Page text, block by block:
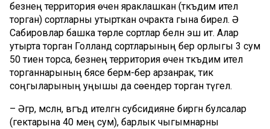
безнең территория өчен яраклашкан (тәкъдим ителә
торган) сортларны утырткан очракта гына бирелә. Ә
Сабировлар башка төрле сортлар белән эш итә. Алар
утырта торган Голланд сортларының бер орлыгы 3 сум
50 тиен торса, безнең территория өчен тәкъдим ителә
торганнарының бәясе бермә-бер арзанрак, тик
соңгыларының уңышы да сөендерә торган түгел.
– Әгәр, мәсәлән, вәгъдә ителгән субсидияне биргән булсалар
(гектарына 40 мең сум), барлык чыгымнарны